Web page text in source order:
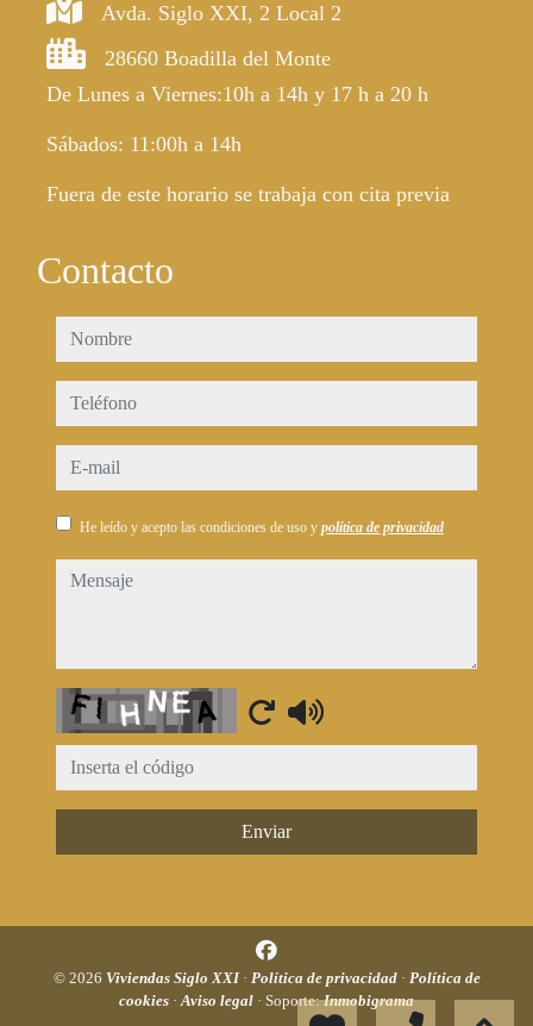
Avda. Siglo XXI, 2 Local 2
28660 Boadilla del Monte
De Lunes a Viernes:10h a 14h y 17 h a 20 h
Sábados: 11:00h a 14h
Fuera de este horario se trabaja con cita previa
Contacto
nombre
teléfono
e-mail
He leído y acepto las condiciones de uso y política de privacidad
mensaje
Captcha
Enviar
© 2026 Viviendas Siglo XXI · Política de privacidad · Política de
cookies ·Aviso legal · Soporte:Inmobigrama